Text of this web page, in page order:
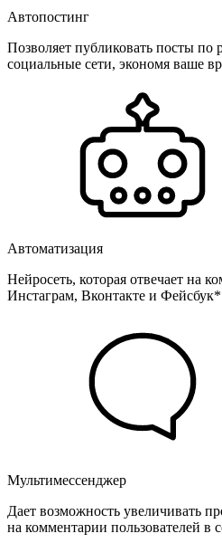
Автопостинг
Позволяет публиковать посты по
социальные сети, экономя ваше
Автоматизация
Нейросеть, которая отвечает на
Инстаграм, Вконтакте и Фейсбук*
Мультимессенджер
Дает возможность увеличивать
на комментарии пользователей в